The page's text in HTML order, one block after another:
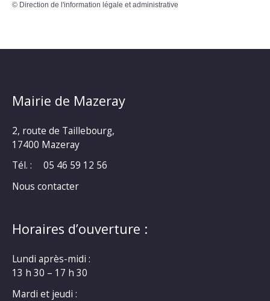
© Direction de l'information légale et administrative
Mairie de Mazeray
2, route de Taillebourg,
17400 Mazeray
Tél. :
05 46 59 12 56
Nous contacter
Horaires d’ouverture :
Lundi après-midi :
13 h 30 – 17 h 30
Mardi et jeudi :